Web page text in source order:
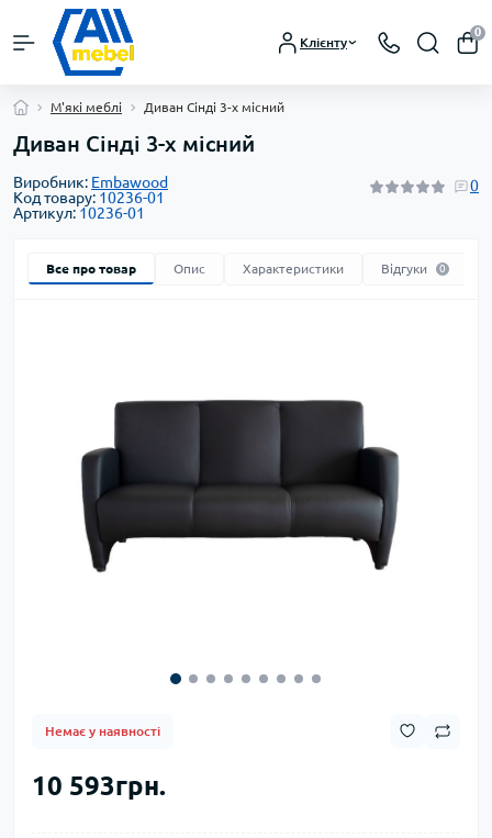
Клієнту
0
М'які меблі Диван Сінді 3-х місний
Диван Сінді 3-х місний
Виробник: Embawood
Код товару: 10236-01
Артикул: 10236-01
0
Все про товар Опис Характеристики Відгуки 0
Немає у наявності
10 593грн.